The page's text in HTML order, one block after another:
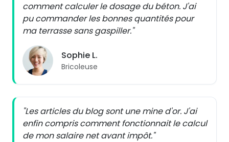
comment calculer le dosage du béton. J'ai
pu commander les bonnes quantités pour
ma terrasse sans gaspiller."
Sophie L.
Bricoleuse
"Les articles du blog sont une mine d'or. J'ai
enfin compris comment fonctionnait le calcul
de mon salaire net avant impôt."